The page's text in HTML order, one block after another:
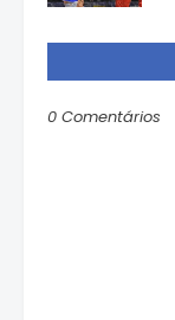
0 Comentários